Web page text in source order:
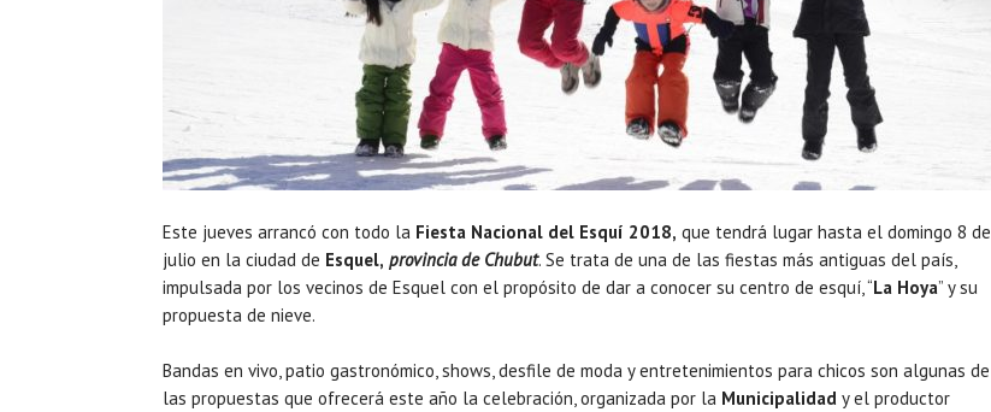
Este jueves arrancó con todo la Fiesta Nacional del Esquí 2018, que tendrá lugar hasta el domingo 8 de
julio en la ciudad de Esquel, provincia de Chubut. Se trata de una de las fiestas más antiguas del país,
impulsada por los vecinos de Esquel con el propósito de dar a conocer su centro de esquí, “La Hoya” y su
propuesta de nieve.
Bandas en vivo, patio gastronómico, shows, desfile de moda y entretenimientos para chicos son algunas de
las propuestas que ofrecerá este año la celebración, organizada por la Municipalidad y el productor